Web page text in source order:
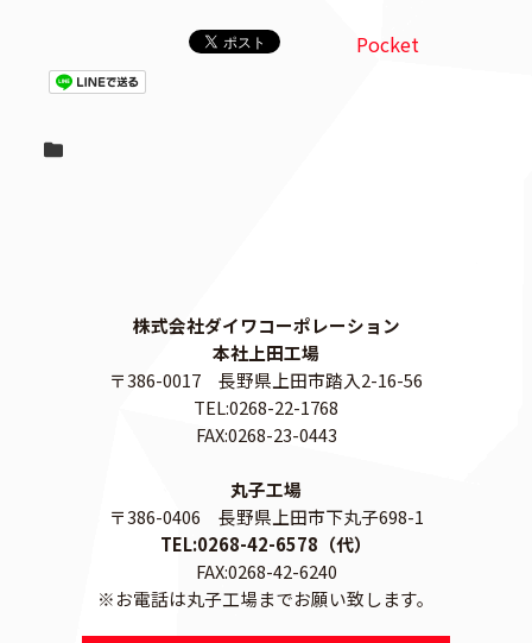
Pocket
株式会社ダイワコーポレーション
本社上田工場
〒386-0017 長野県上田市踏入2-16-56
TEL:0268-22-1768
FAX:0268-23-0443
丸子工場
〒386-0406 長野県上田市下丸子698-1
TEL:0268-42-6578（代）
FAX:0268-42-6240
※お電話は丸子工場までお願い致します。